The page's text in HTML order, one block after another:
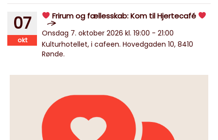
07
okt
Frirum og fællesskab: Kom til Hjertecafé
Onsdag 7. oktober 2026 kl. 19:00 - 21:00
Kulturhotellet, i cafeen. Hovedgaden 10, 8410
Rønde.